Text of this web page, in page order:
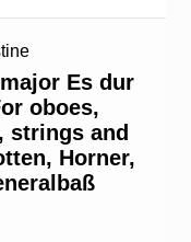
Es dur
oboes,
strings and
Horner,